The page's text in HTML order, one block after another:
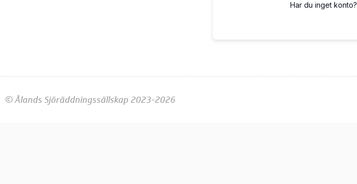
Har du inget konto?
© Ålands Sjöräddningssällskap 2023-2026